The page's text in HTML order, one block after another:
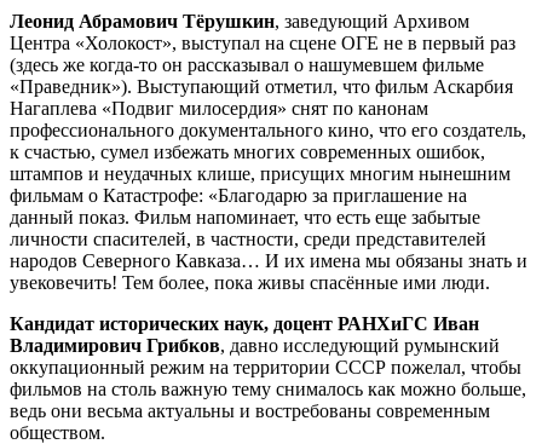
Леонид Абрамович Тёрушкин, заведующий Архивом
Центра «Холокост», выступал на сцене ОГЕ не в первый раз
(здесь же когда-то он рассказывал о нашумевшем фильме
«Праведник»). Выступающий отметил, что фильм Аскарбия
Нагаплева «Подвиг милосердия» снят по канонам
профессионального документального кино, что его создатель,
к счастью, сумел избежать многих современных ошибок,
штампов и неудачных клише, присущих многим нынешним
фильмам о Катастрофе: «Благодарю за приглашение на
данный показ. Фильм напоминает, что есть еще забытые
личности спасителей, в частности, среди представителей
народов Северного Кавказа… И их имена мы обязаны знать и
увековечить! Тем более, пока живы спасённые ими люди.
Кандидат исторических наук, доцент РАНХиГС Иван
Владимирович Грибков, давно исследующий румынский
оккупационный режим на территории СССР пожелал, чтобы
фильмов на столь важную тему снималось как можно больше,
ведь они весьма актуальны и востребованы современным
обществом.